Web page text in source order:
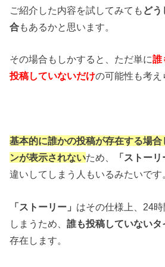
ご紹介した内容を試してみても ど
合もあるかと思います。
その場合もしかすると、ただ単に誰
投稿していないだけの可能性も考え
基本的に誰かの投稿が存在する場
ンが表示されないため、 「ストーリ
違いしてしまう人もいるみたいです
「ストーリー」 はその仕様上、24
しまうため、誰も投稿していないタ
存在します。